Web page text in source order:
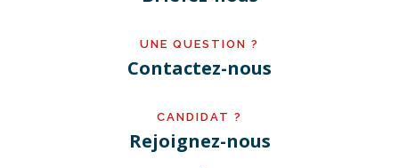
UNE QUESTION ?
Contactez-nous
CANDIDAT ?
Rejoignez-nous